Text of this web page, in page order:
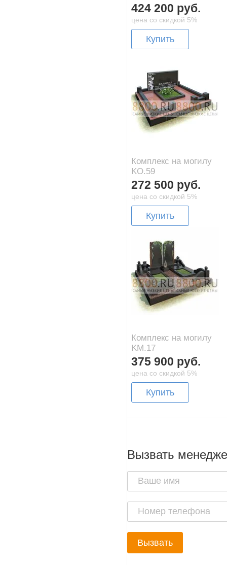
424 200 руб.
цена со скидкой 5%
Купить
Комплекс на могилу
KO.59
272 500 руб.
цена со скидкой 5%
Купить
Комплекс на могилу
KM.17
375 900 руб.
цена со скидкой 5%
Купить
Вызвать
Вызвать